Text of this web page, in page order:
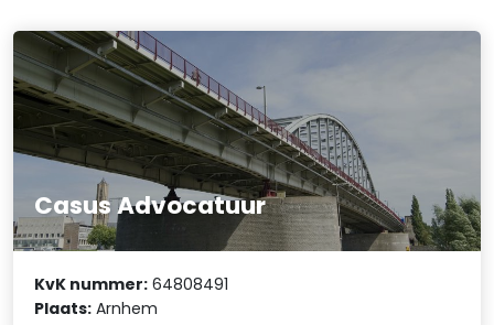
Casus Advocatuur
KvK nummer: 64808491
Plaats: Arnhem